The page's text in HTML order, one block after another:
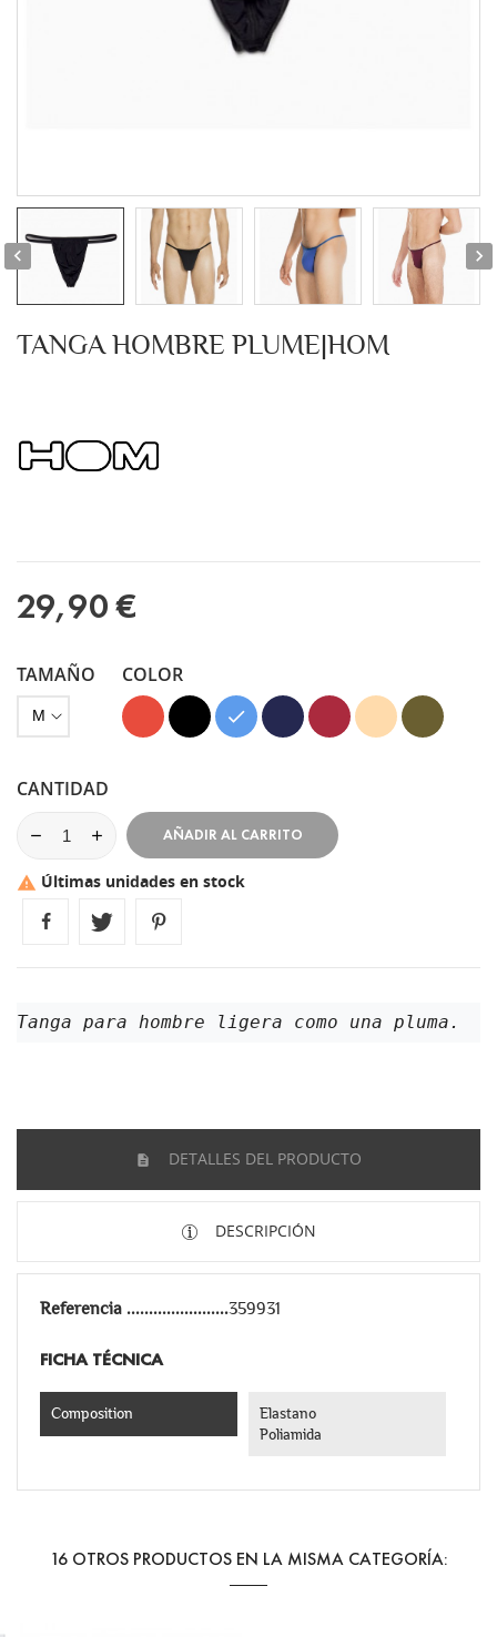
 
TANGA HOMBRE PLUME|HOM
29,90 €
TAMAÑO COLOR
Rojo Negro Azul
Azul
Marino
GranateVison Verde
Kaki
CANTIDAD
AÑADIR AL CARRITO
 Últimas unidades en stock
Tanga para hombre ligera como una pluma.
DETALLES DEL PRODUCTO
DESCRIPCIÓN
Referencia 359931
FICHA TÉCNICA
Composition
Elastano
Poliamida
16 OTROS PRODUCTOS EN LA MISMA CATEGORÍA: